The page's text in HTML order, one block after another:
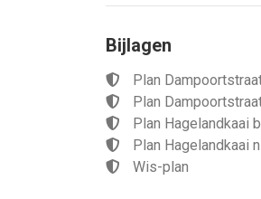
Bijlagen
Plan
Plan
Plan Hagelandkaai
Plan Hagelandkaai
Wis-plan